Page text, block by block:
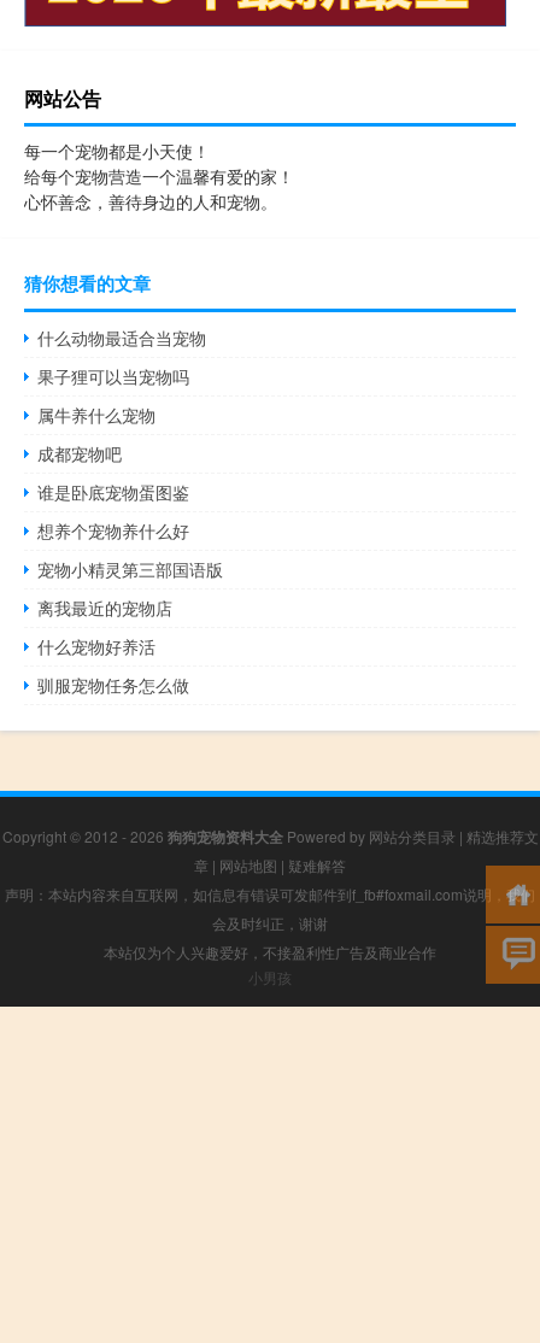
网站公告
每一个宠物都是小天使！
给每个宠物营造一个温馨有爱的家！
心怀善念，善待身边的人和宠物。
猜你想看的文章
什么动物最适合当宠物
果子狸可以当宠物吗
属牛养什么宠物
成都宠物吧
谁是卧底宠物蛋图鉴
想养个宠物养什么好
宠物小精灵第三部国语版
离我最近的宠物店
什么宠物好养活
驯服宠物任务怎么做
Copyright © 2012 - 2026 狗狗宠物资料大全Powered by 网站分类目录 | 精选推荐文
章 | 网站地图 | 疑难解答
声明：本站内容来自互联网，如信息有错误可发邮件到f_fb#foxmail.com说明，我们
会及时纠正，谢谢
本站仅为个人兴趣爱好，不接盈利性广告及商业合作
小男孩